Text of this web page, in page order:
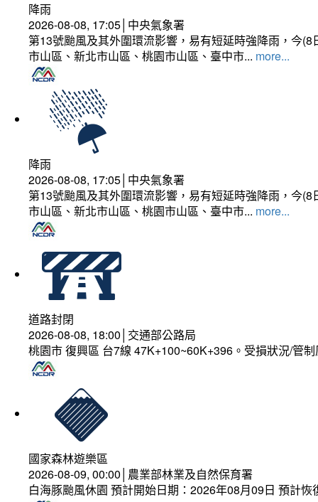
降雨
2026-08-08, 17:05│中央氣象署
第13號颱風及其外圍環流影響，易有短延時強降雨，今
市山區、新北市山區、桃園市山區、臺中市... more...
降雨
2026-08-08, 17:05│中央氣象署
第13號颱風及其外圍環流影響，易有短延時強降雨，今
市山區、新北市山區、桃園市山區、臺中市... more...
道路封閉
2026-08-08, 18:00│交通部公路局
桃園市 復興區 台7線 47K+100~60K+396。受損狀況/管
國家森林遊樂區
2026-08-09, 00:00│農業部林業及自然保育署
白海豚颱風休園 預計開始日期：2026年08月09日 預計